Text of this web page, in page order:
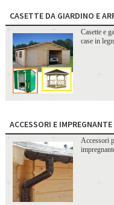
CASETTE DA GIARDINO E
Casette e
case in
ACCESSORI E
Accessori